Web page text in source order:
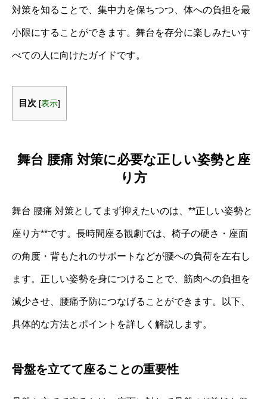
対策を知ることで、集中力を保ちつつ、体への負担を最
小限にすることができます。舞台を存分に楽しみたいす
べての人に向けたガイドです。
目次 [表示]
舞台 腰痛 対策に必要な正しい姿勢と座
り方
舞台 腰痛 対策としてまず抑えたいのは、**正しい姿勢と
座り方**です。長時間座る観劇では、椅子の硬さ・座面
の角度・背もたれのサポートなどが腰への負荷を左右し
ます。正しい姿勢を身につけることで、筋肉への負担を
減少させ、腰痛予防につなげることができます。以下、
具体的な方法とポイントを詳しく解説します。
骨盤を立てて座ることの重要性